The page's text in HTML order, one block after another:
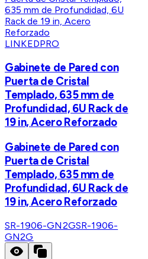
LINKEDPRO
Gabinete de Pared con
Puerta de Cristal
Templado, 635 mm de
Profundidad, 6U Rack de
19 in, Acero Reforzado
Gabinete de Pared con
Puerta de Cristal
Templado, 635 mm de
Profundidad, 6U Rack de
19 in, Acero Reforzado
SR-1906-GN2GSR-1906-
GN2G